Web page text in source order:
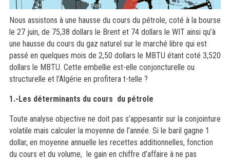
Nous assistons à une hausse du cours du pétrole, coté à la bourse
le 27 juin, de 75,38 dollars le Brent et 74 dollars le WIT ainsi qu’à
une hausse du cours du gaz naturel sur le marché libre qui est
passé en quelques mois de 2,50 dollars le MBTU étant coté 3,520
dollars le MBTU. Cette embellie est-elle conjoncturelle ou
structurelle et l’Algérie en profitera t-telle ?
1.-Les déterminants du cours du pétrole
Toute analyse objective ne doit pas s’appesantir sur la conjointure
volatile mais calculer la moyenne de l’année. Si le baril gagne 1
dollar, en moyenne annuelle les recettes additionnelles, fonction
du cours et du volume, le gain en chiffre d’affaire à ne pas